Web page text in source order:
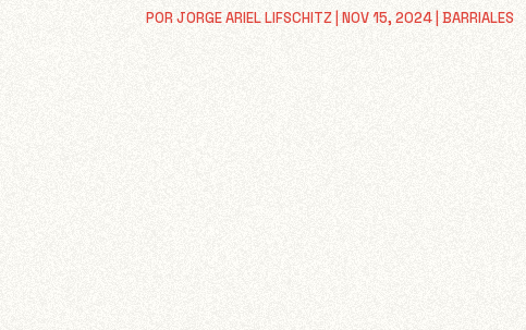
PORJORGE ARIEL LIFSCHITZ |NOV 15, 2024 |BARRIALES